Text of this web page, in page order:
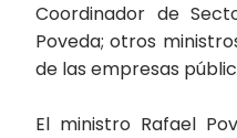
Coordinador de
Poveda; otros
de las empresas
El ministro Rafael